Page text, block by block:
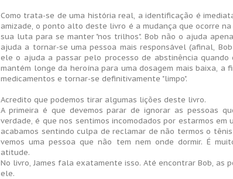
Como trata-se de uma história real, a identificação é
amizade, o ponto alto deste livro é a mudança que ocorre na
sua luta para se manter "nos trilhos". Bob não o ajuda
ajuda a tornar-se uma pessoa mais responsável (afinal,
ele o ajuda a passar pelo processo de abstinência
mantém longe da heroína para uma dosagem mais baixa, a
medicamentos e tornar-se definitivamente "limpo".
Acredito que podemos tirar algumas lições deste livro.
A primeira é que devemos parar de ignorar as pessoas
verdade, é que nos sentimos incomodados por estarmos
acabamos sentindo culpa de reclamar de não termos o
vemos uma pessoa que não tem nem onde dormir. É
atitude.
No livro, James fala exatamente isso. Até encontrar Bob, as
ele.